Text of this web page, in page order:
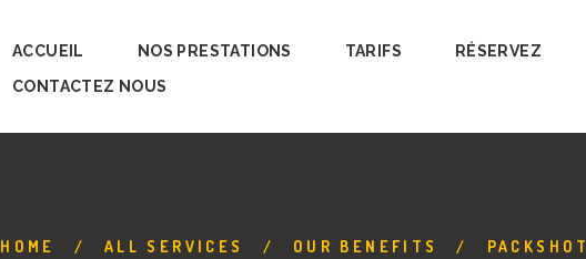
ACCUEIL NOS PRESTATIONS TARIFS RÉSERVEZ
CONTACTEZ NOUS
HOME ALL SERVICES OUR BENEFITS PACKSHOT